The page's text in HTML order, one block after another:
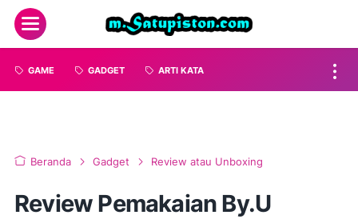
GAME GADGET ARTI KATA
Beranda Gadget Review atau Unboxing
Review Pemakaian By.U